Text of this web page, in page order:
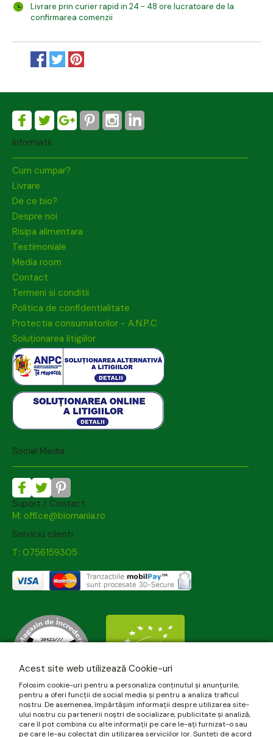
Livrare prin curier rapid in 24 - 48 ore lucratoare de la
confirmarea comenzii
Informatii
Cum cumpar?
Livrare
De ce bio?
Despre noi
Risipa alimentara
Testimoniale
Media room
Contact
Termeni si conditii
Politica de confidentialitate
Protectia consumatorilor - A.N.P.C
Soluționarea litigiilor
Social Media
Suport / Contact
M: office@biomania.ro
Serviciu clienti
T: 0756159305
Acest site web utilizează Cookie-uri
Folosim cookie-uri pentru a personaliza conținutul și anunțurile,
pentru a oferi funcții de social media și pentru a analiza traficul
nostru. De asemenea, împărtășim informații despre utilizarea site-
ului nostru cu partenerii noștri de socializare, publicitate și analiză,
care îl pot combina cu alte informații pe care le-ați furnizat-o sau
pe care le-au colectat din utilizarea serviciilor lor. Sunteți de acord